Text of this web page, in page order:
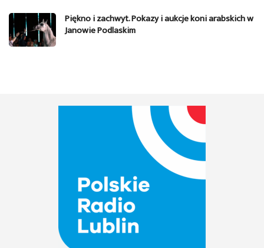
Piękno i zachwyt. Pokazy i aukcje koni arabskich w
Janowie Podlaskim